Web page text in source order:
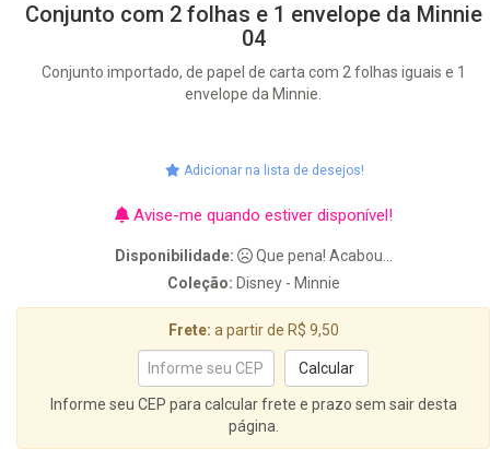
Conjunto com 2 folhas e 1 envelope da Minnie
04
Conjunto importado, de papel de carta com 2 folhas iguais e 1
envelope da Minnie.
Adicionar na lista de desejos!
Avise-me quando estiver disponível!
Disponibilidade:
Que pena! Acabou...
Coleção: Disney - Minnie
Frete: a partir de R$ 9,50
Informe seu CEP para calcular frete e prazo sem sair desta
página.